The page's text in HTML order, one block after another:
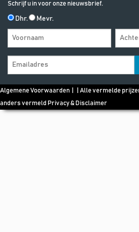
Schrijf u in voor onze nieuwsbrief.
Dhr. Mevr.
Algemene Voorwaarden | | Alle vermelde
anders vermeld Privacy & Disclaimer